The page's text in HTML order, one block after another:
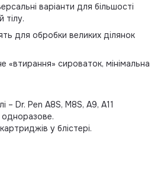
варіанти для більшості
тілу.
для обробки великих ділянок
«втирання» сироваток, мінімальна
– Dr. Pen A8S, M8S, A9, A11
одноразове.
у блістері.